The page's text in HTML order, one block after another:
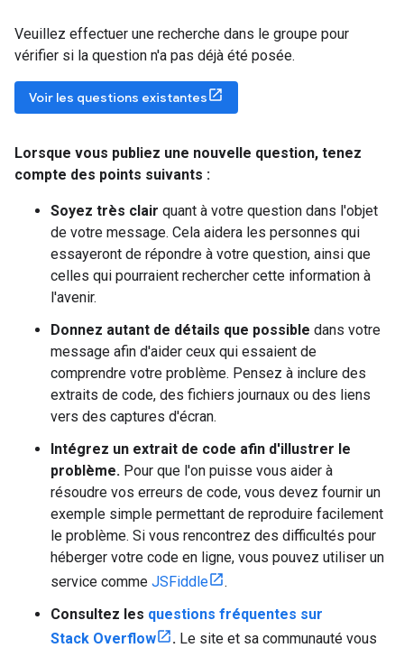
Veuillez effectuer une recherche dans le groupe pour
vérifier si la question n'a pas déjà été posée.
Voir les questions existantes
Lorsque vous publiez une nouvelle question, tenez
compte des points suivants :
Soyez très clair quant à votre question dans l'objet
de votre message. Cela aidera les personnes qui
essayeront de répondre à votre question, ainsi que
celles qui pourraient rechercher cette information à
l'avenir.
Donnez autant de détails que possible dans votre
message afin d'aider ceux qui essaient de
comprendre votre problème. Pensez à inclure des
extraits de code, des fichiers journaux ou des liens
vers des captures d'écran.
Intégrez un extrait de code afin d'illustrer le
problème. Pour que l'on puisse vous aider à
résoudre vos erreurs de code, vous devez fournir un
exemple simple permettant de reproduire facilement
le problème. Si vous rencontrez des difficultés pour
héberger votre code en ligne, vous pouvez utiliser un
service comme JSFiddle
.
Consultez les questions fréquentes sur
Stack Overflow
. Le site et sa communauté vous